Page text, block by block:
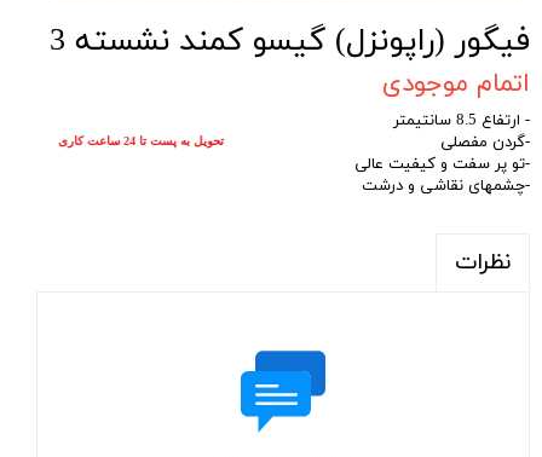
فیگور (راپونزل) گیسو کمند نشسته 3
اتمام موجودی
- ارتفاع 8.5 سانتیمتر
-گردن مفصلی
-تو پر سفت و کیفیت عالی
-چشمهای نقاشی و درشت
نظرات
تحویل به پست تا 24 ساعت کاری